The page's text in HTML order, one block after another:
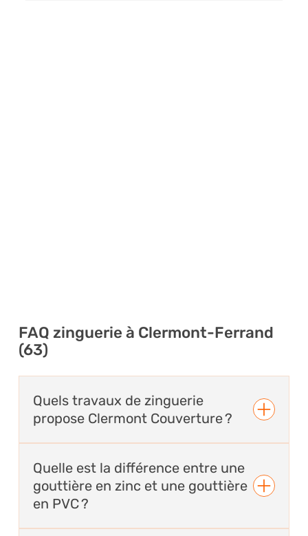
FAQ zinguerie à Clermont-Ferrand
(63)
Quels travaux de zinguerie
propose Clermont Couverture ?
travaux de zinguerie à Clermont-Ferrand et
dans le Puy-de-Dôme : pose de gouttières,
chéneaux, descentes, raccords d’étanchéité,
Quelle est la différence entre une
gouttière en zinc et une gouttière
en PVC ?